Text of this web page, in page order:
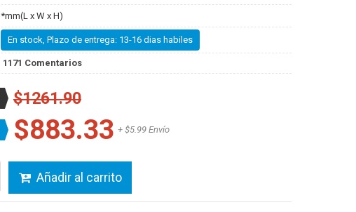
*mm(L x W x H)
En stock, Plazo de entrega: 13-16 dias habiles
1171 Comentarios
$1261.90
$883.33 + $5.99 Envío
Añadir al carrito